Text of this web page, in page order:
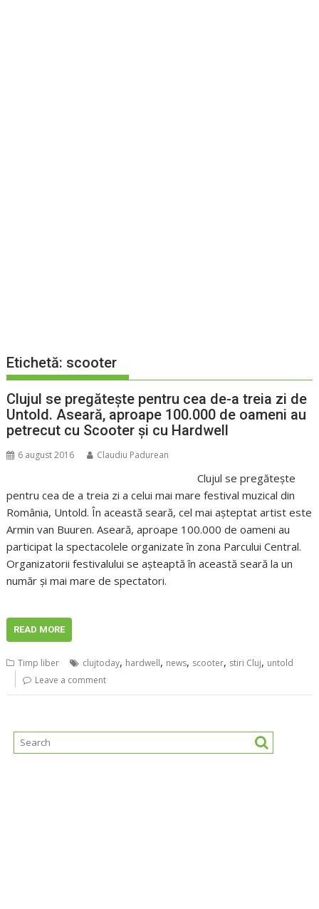
Etichetă: scooter
Clujul se pregăteşte pentru cea de-a treia zi de
Untold. Aseară, aproape 100.000 de oameni au
petrecut cu Scooter şi cu Hardwell
6 august 2016 Claudiu Padurean
Clujul se pregăteşte
pentru cea de a treia zi a celui mai mare festival muzical din
România, Untold. În această seară, cel mai aşteptat artist este
Armin van Buuren. Aseară, aproape 100.000 de oameni au
participat la spectacolele organizate în zona Parcului Central.
Organizatorii festivalului se aşteaptă în această seară la un
număr şi mai mare de spectatori.
READ MORE
Timp liber clujtoday, hardwell, news, scooter, stiri Cluj, untold
Leave a comment